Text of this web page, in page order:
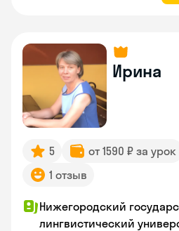
Ирина
5 от 1590 ₽ за урок
1 отзыв
Нижегородский
лингвистический